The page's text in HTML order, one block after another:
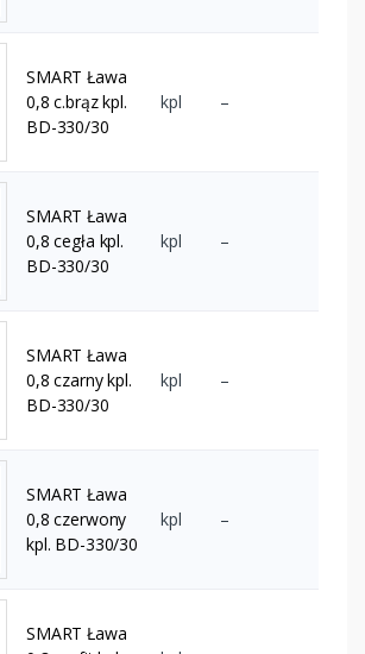
SMART Ława
0,8 c.brąz kpl.
BD-330/30
kpl –
SMART Ława
0,8 cegła kpl.
BD-330/30
kpl –
SMART Ława
0,8 czarny kpl.
BD-330/30
kpl –
SMART Ława
0,8 czerwony
kpl. BD-330/30
kpl –
SMART Ława